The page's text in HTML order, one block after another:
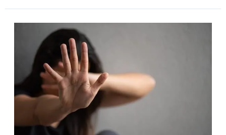
homem
delegacia
após